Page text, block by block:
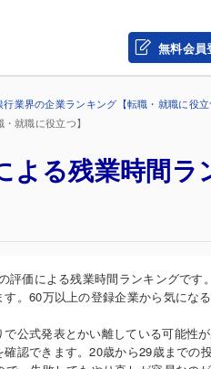
無料会員
業界の企業ランキング【転職・就職に役立
就職に役立つ】
よる残業時間ラ
価による残業時間ランキングです
。60万以上の登録企業から気にな
公式発表とかい離している可能性
認できます。20歳から29歳までの